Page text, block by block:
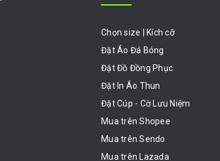
Chọn size | Kích cỡ
Đặt Áo Đá Bóng
Đặt Đồ Đồng Phục
Đặt In Áo Thun
Đặt Cúp - Cờ Lưu Niệm
Mua trên Shopee
Mua trên Sendo
Mua trên Lazada